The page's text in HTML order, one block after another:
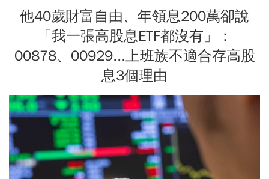
他40歲財富自由、年領息200萬卻說
「我一張高股息ETF都沒有」：
00878、00929...上班族不適合存高股
息3個理由